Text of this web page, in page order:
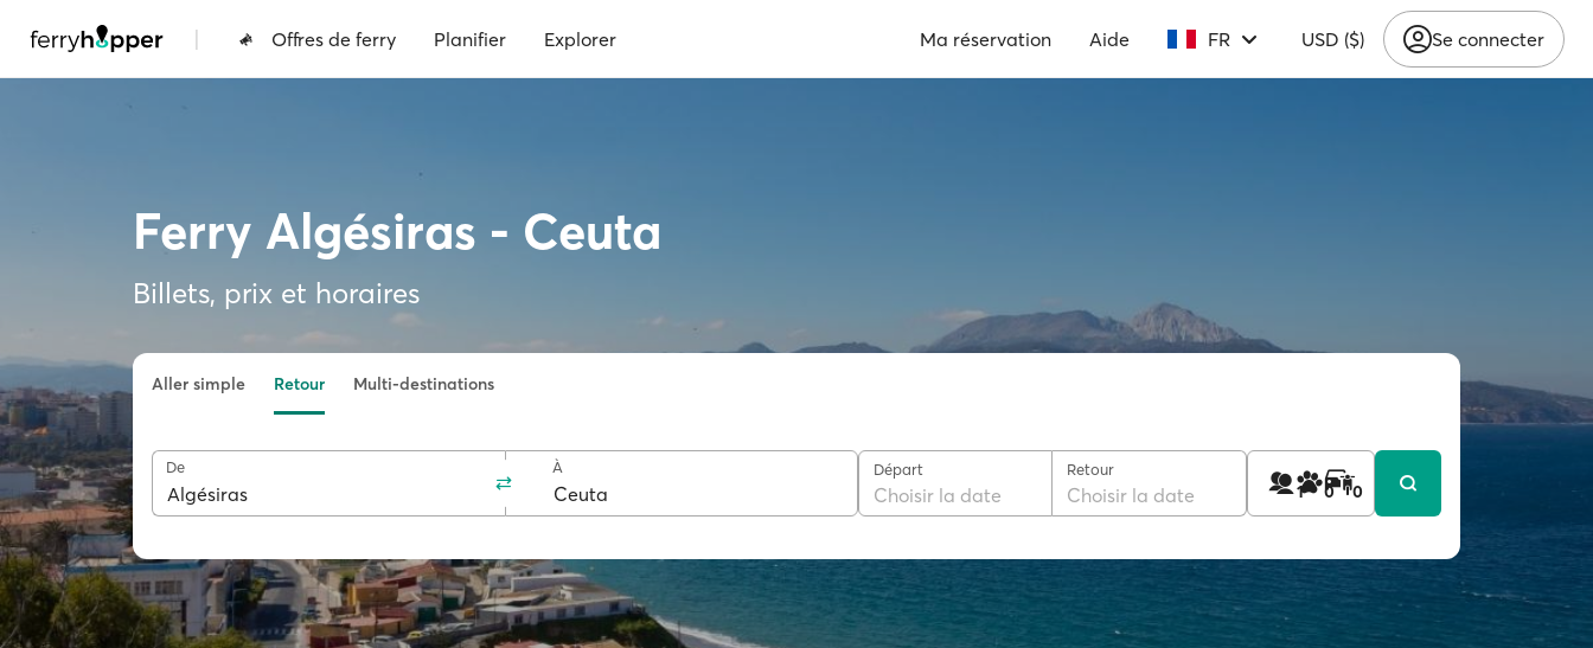
| Offres de ferry Planifier Explorer Ma réservation Aide FR USD ($) Se connecter
Ferry Algésiras - Ceuta
Billets, prix et horaires
Aller simple Retour Multi-destinations
De À Départ
Choisir la date
Retour
Choisir la date 1 0 0